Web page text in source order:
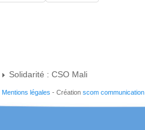
Solidarité : CSO Mali
Mentions légales - Création scom communication